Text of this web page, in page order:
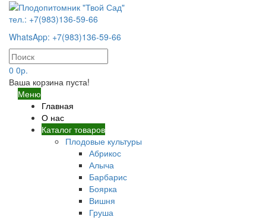
тел.: +7(983)136-59-66
WhatsApp: +7(983)136-59-66
0 0р.
Ваша корзина пуста!
Меню
Главная
О нас
Каталог товаров
Плодовые культуры
Абрикос
Алыча
Барбарис
Боярка
Вишня
Груша